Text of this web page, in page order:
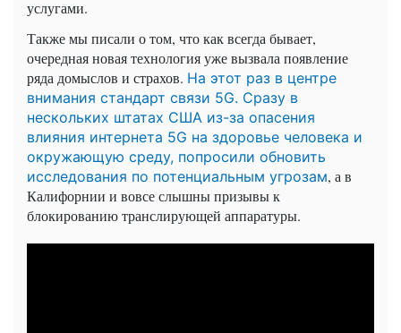
услугами.
Также мы писали о том, что как всегда бывает,
очередная новая технология уже вызвала появление
ряда домыслов и страхов. На этот раз в центре
внимания стандарт связи 5G. Сразу в
нескольких штатах США из-за опасения
влияния интернета 5G на здоровье человека и
окружающую среду, попросили обновить
исследования по потенциальным угрозам, а в
Калифорнии и вовсе слышны призывы к
блокированию транслирующей аппаратуры.